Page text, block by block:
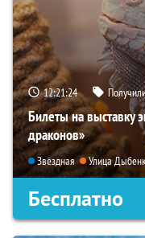
12:21:22
Билеты на выставку
драконов»
Звёздная Улица
Бесплатно